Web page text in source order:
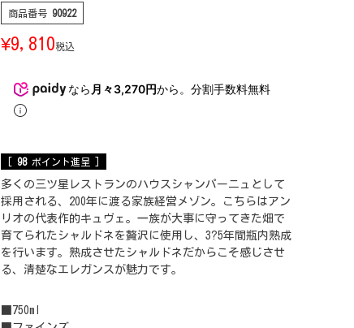
商品番号 90922
¥9,810税込
なら 月々3,270円から。分割手数料無料
98 ポイント進呈 ]
多くの三ツ星レストランのハウスシャンパーニュとして
採用される、200年に渡る家族経営メゾン。こちらはアン
リオの代表作的キュヴェ。一族が大事に守ってきた畑で
育てられたシャルドネを贅沢に使用し、3?5年間瓶内熟成
を行います。熟成させたシャルドネだからこそ感じさせ
る、清楚なエレガンスが魅力です。
■750ml